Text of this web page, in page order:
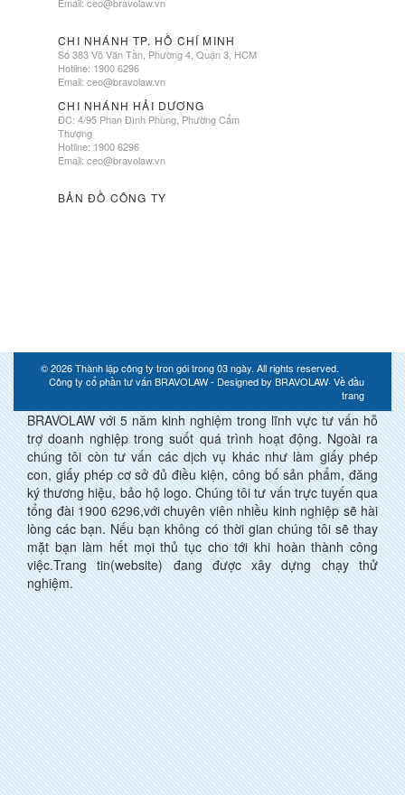
Email:ceo@bravolaw.vn
CHI NHÁNH TP. HỒ CHÍ MINH
Số 383 Võ Văn Tần, Phường 4, Quận 3, HCM
Hotline: 1900 6296
Email:ceo@bravolaw.vn
CHI NHÁNH HẢI DƯƠNG
ĐC: 4/95 Phan Đình Phùng, Phường Cẩm
Thượng
Hotline: 1900 6296
Email:ceo@bravolaw.vn
BẢN ĐỒ CÔNG TY
© 2026Thành lập công ty tron gói trong 03 ngày. All rights reserved.
Công ty cổ phần tư vấn BRAVOLAW - Designed by BRAVOLAW· Về đầu
trang
BRAVOLAW với 5 năm kinh nghiệm trong lĩnh vực tư vấn hỗ
trợ doanh nghiệp trong suốt quá trình hoạt động. Ngoài ra
chúng tôi còn tư vấn các dịch vụ khác như làm giấy phép
con, giấy phép cơ sở đủ điều kiện, công bố sản phẩm, đăng
ký thương hiệu, bảo hộ logo. Chúng tôi tư vấn trực tuyến qua
tổng đài 1900 6296,với chuyên viên nhiều kinh nghiệp sẽ hài
lòng các bạn. Nếu bạn không có thời gian chúng tôi sẽ thay
mặt bạn làm hết mọi thủ tục cho tới khi hoàn thành công
việc.Trang tin(website) đang được xây dựng chạy thử
nghiệm.